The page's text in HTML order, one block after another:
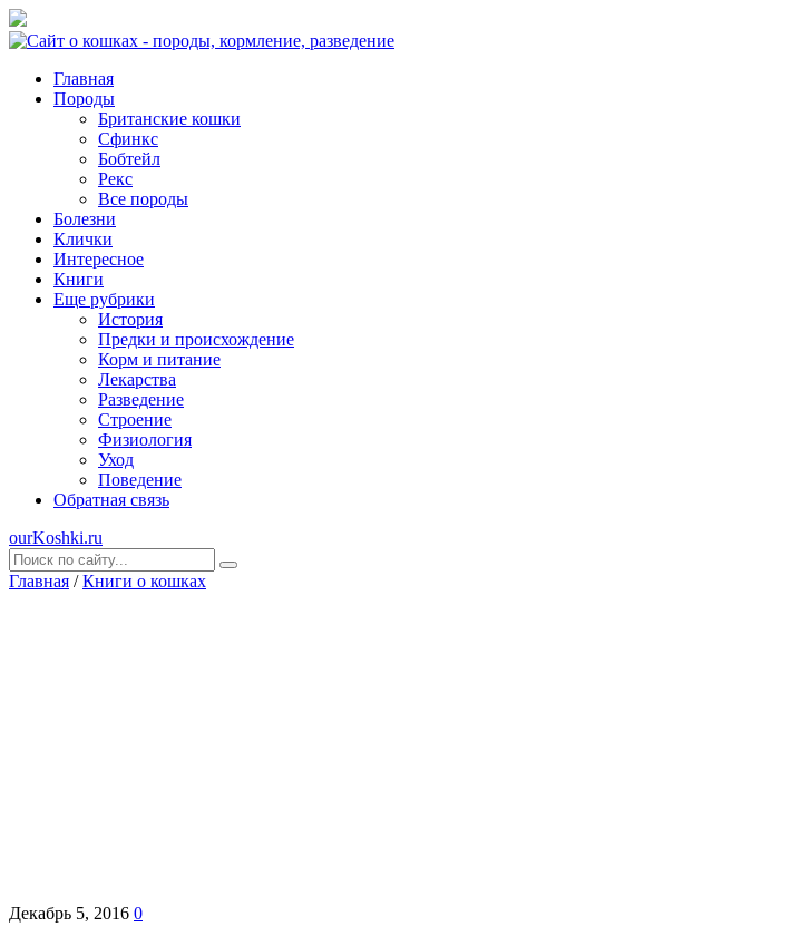
Главная
Породы
Британские кошки
Сфинкс
Бобтейл
Рекс
Все породы
Болезни
Клички
Интересное
Книги
Еще рубрики
История
Предки и происхождение
Корм и питание
Лекарства
Разведение
Строение
Физиология
Уход
Поведение
Обратная связь
ourKoshki.ru
Главная / Книги о кошках
Декабрь 5, 2016 0